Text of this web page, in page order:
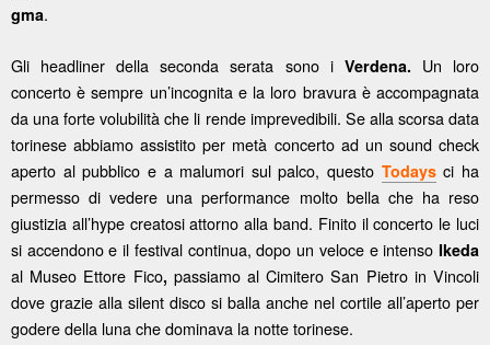
gma.
Gli headliner della seconda serata sono i Verdena. Un loro
concerto è sempre un’incognita e la loro bravura è accompagnata
da una forte volubilità che li rende imprevedibili. Se alla scorsa data
torinese abbiamo assistito per metà concerto ad un sound check
aperto al pubblico e a malumori sul palco, questo Todaysci ha
permesso di vedere una performance molto bella che ha reso
giustizia all’hype creatosi attorno alla band. Finito il concerto le luci
si accendono e il festival continua, dopo un veloce e intenso Ikeda
al Museo Ettore Fico, passiamo al Cimitero San Pietro in Vincoli
dove grazie alla silent disco si balla anche nel cortile all’aperto per
godere della luna che dominava la notte torinese.